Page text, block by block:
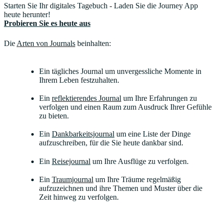
Starten Sie Ihr digitales Tagebuch - Laden Sie die Journey App
heute herunter!
Probieren Sie es heute aus
Die Arten von Journals beinhalten:
Ein tägliches Journal um unvergessliche Momente in
Ihrem Leben festzuhalten.
Ein reflektierendes Journal um Ihre Erfahrungen zu
verfolgen und einen Raum zum Ausdruck Ihrer Gefühle
zu bieten.
Ein Dankbarkeitsjournal um eine Liste der Dinge
aufzuschreiben, für die Sie heute dankbar sind.
Ein Reisejournal um Ihre Ausflüge zu verfolgen.
Ein Traumjournal um Ihre Träume regelmäßig
aufzuzeichnen und ihre Themen und Muster über die
Zeit hinweg zu verfolgen.